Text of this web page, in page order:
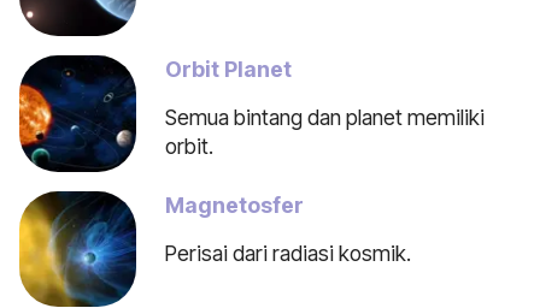
Orbit Planet
Semua bintang dan planet memiliki
orbit.
Magnetosfer
Perisai dari radiasi kosmik.